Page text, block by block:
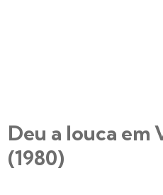
Deu a louca em
(1980)